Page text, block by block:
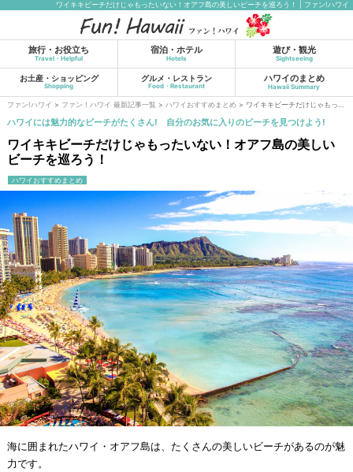
ワイキキビーチだけじゃもったいない！オアフ島の美しいビーチを巡ろう！ | ファン!ハワイ
旅行・お役立ち
Travel・Helpful
宿泊・ホテル
Hotels
遊び・観光
Sightseeing
お土産・ショッピング
Shopping
グルメ・レストラン
Food・Restaurant
ハワイのまとめ
Hawaii Summary
ファン!ハワイ > ファン！ハワイ 最新記事一覧 > ハワイおすすめまとめ> ワイキキビーチだけじゃもったいない！オアフ島の美しいビーチを巡ろう！
ハワイには魅力的なビーチがたくさん! 自分のお気に入りのビーチを見つけよう!
ワイキキビーチだけじゃもったいない！オアフ島の美しい
ビーチを巡ろう！
ハワイおすすめまとめ
海に囲まれたハワイ・オアフ島は、たくさんの美しいビーチがあるのが魅
力です。